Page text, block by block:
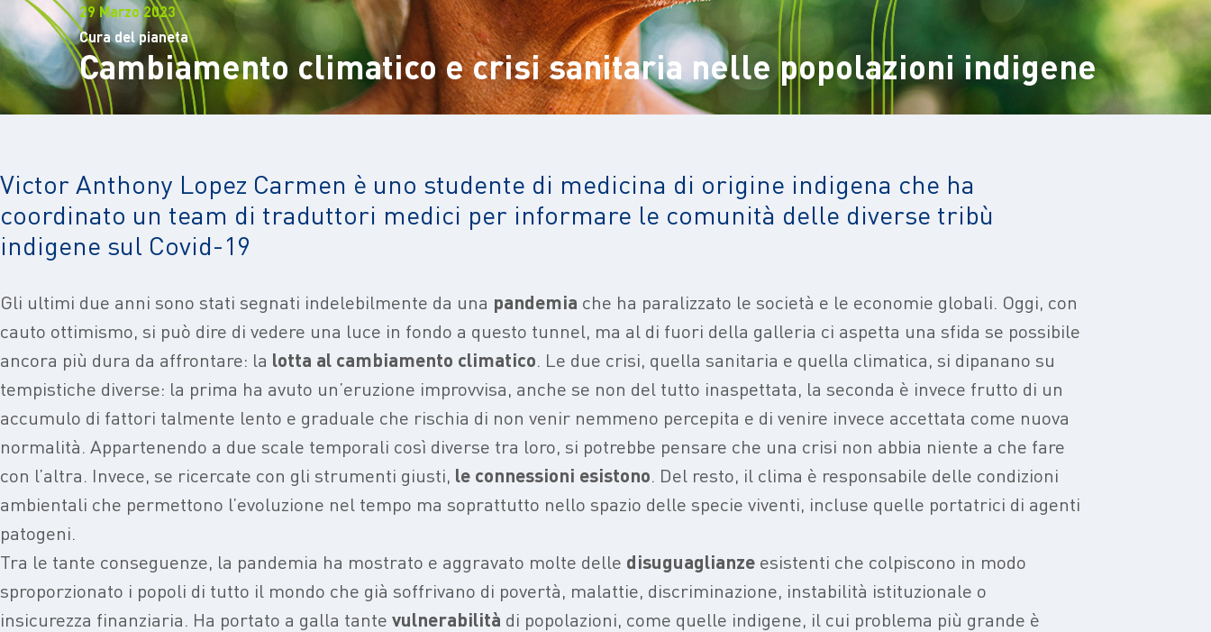
29 Marzo 2023
Cura del pianeta
Cambiamento climatico e crisi sanitaria nelle popolazioni indigene
Victor Anthony Lopez Carmen è uno studente di medicina di origine indigena che ha
coordinato un team di traduttori medici per informare le comunità delle diverse tribù
indigene sul Covid-19
Gli ultimi due anni sono stati segnati indelebilmente da una pandemia che ha paralizzato le società e le economie globali. Oggi, con
cauto ottimismo, si può dire di vedere una luce in fondo a questo tunnel, ma al di fuori della galleria ci aspetta una sfida se possibile
ancora più dura da affrontare: la lotta al cambiamento climatico. Le due crisi, quella sanitaria e quella climatica, si dipanano su
tempistiche diverse: la prima ha avuto un’eruzione improvvisa, anche se non del tutto inaspettata, la seconda è invece frutto di un
accumulo di fattori talmente lento e graduale che rischia di non venir nemmeno percepita e di venire invece accettata come nuova
normalità. Appartenendo a due scale temporali così diverse tra loro, si potrebbe pensare che una crisi non abbia niente a che fare
con l’altra. Invece, se ricercate con gli strumenti giusti, le connessioni esistono. Del resto, il clima è responsabile delle condizioni
ambientali che permettono l’evoluzione nel tempo ma soprattutto nello spazio delle specie viventi, incluse quelle portatrici di agenti
patogeni.
Tra le tante conseguenze, la pandemia ha mostrato e aggravato molte delle disuguaglianze esistenti che colpiscono in modo
sproporzionato i popoli di tutto il mondo che già soffrivano di povertà, malattie, discriminazione, instabilità istituzionale o
insicurezza finanziaria. Ha portato a galla tante vulnerabilità di popolazioni, come quelle indigene, il cui problema più grande è